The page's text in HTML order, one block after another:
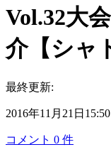
Vol.32大
介【シャ
最終更新:
2016年11月21日15:50
コメント 0 件